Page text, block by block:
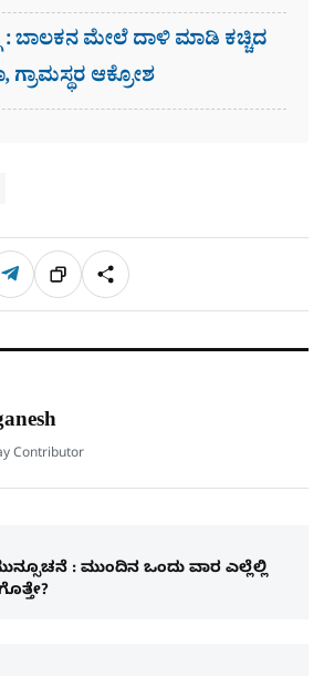
: ಬಾಲಕನ ಮೇಲೆ ದಾಳಿ ಮಾಡಿ ಕಚ್ಚಿದ
ಆಕ್ರೋಶ
T
l
e
a
m
ಲಿಂ
ಕ್
S
h
a
Contributor
: ಮುಂದಿನ ಒಂದು ವಾರ ಎಲ್ಲೆಲ್ಲಿ